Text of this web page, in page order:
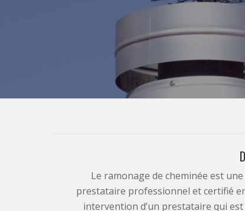
Le ramonage de cheminée est
prestataire professionnel et certifié
intervention d’un prestataire qui